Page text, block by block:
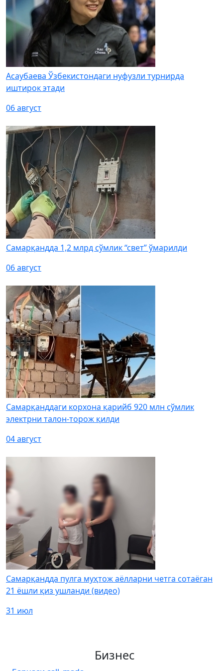
Асаубаева Ўзбекистондаги нуфузли турнирда
иштирок этади
06 август
Самарқандда 1,2 млрд сўмлик “свет” ўмарилди
06 август
Самарқанддаги корхона қарийб 920 млн сўмлик
электрни талон-торож қилди
04 август
Самарқандда пулга муҳтож аёлларни четга сотаёган
21 ёшли қиз ушланди (видео)
31 июл
Бизнес